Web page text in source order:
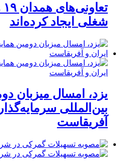
شغلی ایجاد کرده‌اند
یزد، امسال میزبان
بین‌المللی
آفریقاست